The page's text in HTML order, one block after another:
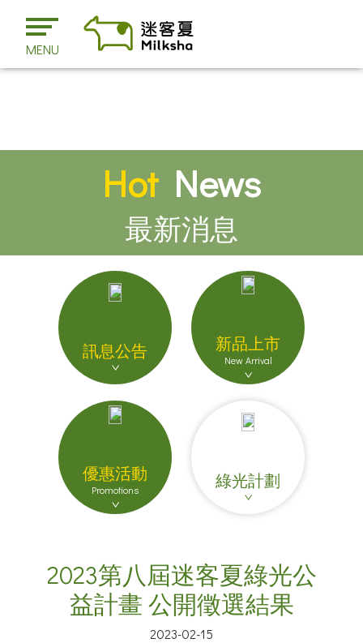
MENU
HotNews
最新消息
訊息公告 新品上市
New Arrival
優惠活動
Promotions 綠光計劃
2023第八屆迷客夏綠光公
益計畫 公開徵選結果
2023-02-15